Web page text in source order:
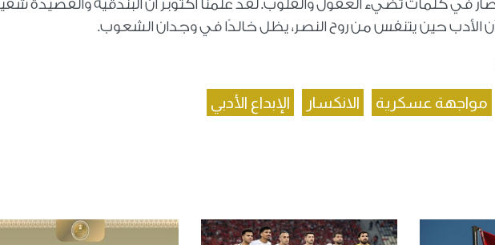
في كلمات تضيء العقول والقلوب. لقد علمنا أكتوبر أن البندقية والقصيدة
الأدب حين يتنفس من روح النصر، يظل خالدًا في وجدان الشعوب.
مواجهة عسكرية الانكسار الإبداع الأدبي